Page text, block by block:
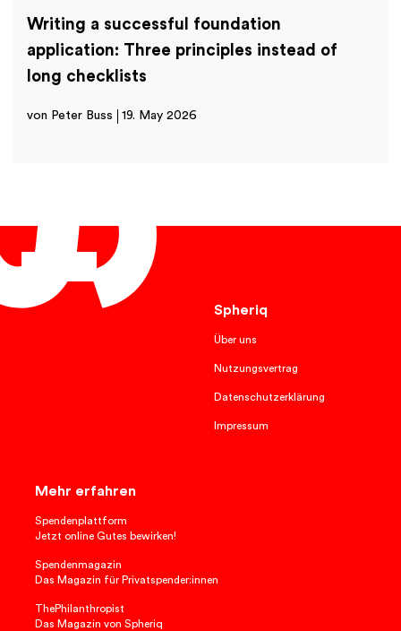
Writing a successful foundation
application: Three principles instead of
long checklists
von Peter Buss 19. May 2026
Spheriq
Über uns
Nutzungsvertrag
Datenschutzerklärung
Impressum
Mehr erfahren
Spendenplattform
Jetzt online Gutes bewirken!
Spendenmagazin
Das Magazin für Privatspender:innen
ThePhilanthropist
Das Magazin von Spheriq